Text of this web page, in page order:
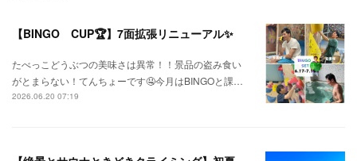
【BINGO CUP🏆】7面拡張リニューアル✨
たべっこどうぶつの美味さは異常！！景品の盗み食い
がとまらない！てんちょーです🤤今月はBINGOと課…
2026.06.20 07:19